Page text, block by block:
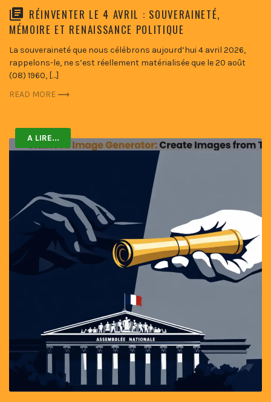
RÉINVENTER LE 4 AVRIL : SOUVERAINETÉ,
MÉMOIRE ET RENAISSANCE POLITIQUE
La souveraineté que nous célébrons aujourd’hui 4 avril 2026,
rappelons-le, ne s’est réellement matérialisée que le 20 août
(08) 1960, […]
READ MORE
A LIRE...